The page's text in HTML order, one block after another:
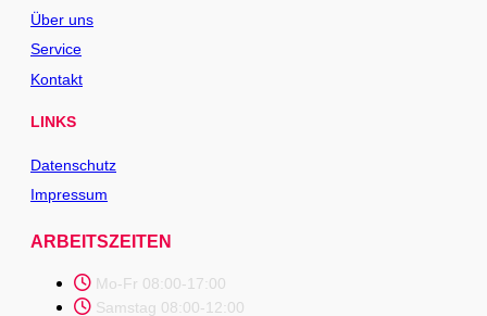
Über uns
Service
Kontakt
LINKS
Datenschutz
Impressum
ARBEITSZEITEN
Mo-Fr 08:00-17:00
Samstag 08:00-12:00